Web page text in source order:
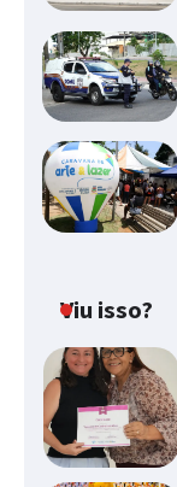
Viu isso?